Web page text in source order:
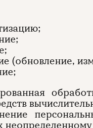
(обновление,